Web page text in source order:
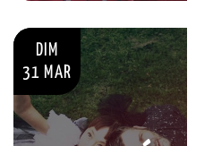
DIM
31 MAR